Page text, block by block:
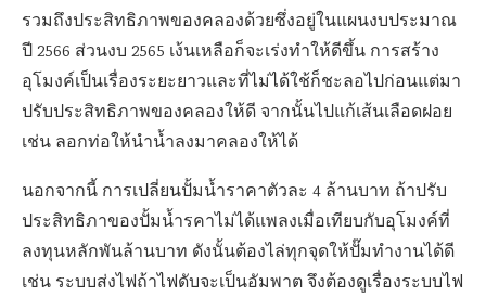
รวมถึงประสิทธิภาพของคลองด้วยซึ่งอยู่ในแผนงบประมาณ
ปี 2566 ส่วนงบ 2565 เง้นเหลือก็จะเร่งทำให้ดีขึ้น การสร้าง
อุโมงค์เป็นเรื่องระยะยาวและที่ไม่ได้ใช้ก็ชะลอไปก่อนแต่มา
ปรับประสิทธิภาพของคลองให้ดี จากนั้นไปแก้เส้นเลือดฝอย
เช่น ลอกท่อให้นำน้ำลงมาคลองให้ได้
นอกจากนี้ การเปลี่ยนปั้มน้ำราคาตัวละ 4 ล้านบาท ถ้าปรับ
ประสิทธิภาของปั้มน้ำรคาไม่ได้แพลงเมื่อเทียบกับอุโมงค์ที่
ลงทุนหลักพันล้านบาท ดังนั้นต้องไล่ทุกจุดให้ปั๊มทำงานได้ดี
เช่น ระบบส่งไฟถ้าไฟดับจะเป็นอัมพาต จึงต้องดูเรื่องระบบไฟ